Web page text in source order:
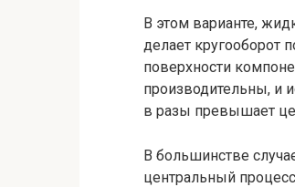
В этом варианте,
делает кругооборот
поверхности
производительны, и
в разы превышает
В большинстве
центральный